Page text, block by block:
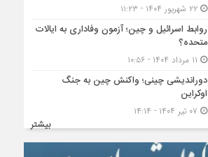
۲۲ شهریور ۱۴۰۴ - ۱۱:۲۳
روابط اسرائیل و چین؛ آزمون وفاداری به ایالات
متحده؟
دوراندیشی چینی؛ واکنش چین به جنگ
اوکراین
بیشتر